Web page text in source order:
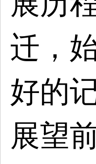
迁，
好的
展望